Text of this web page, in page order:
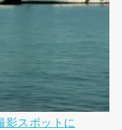
影スポットに